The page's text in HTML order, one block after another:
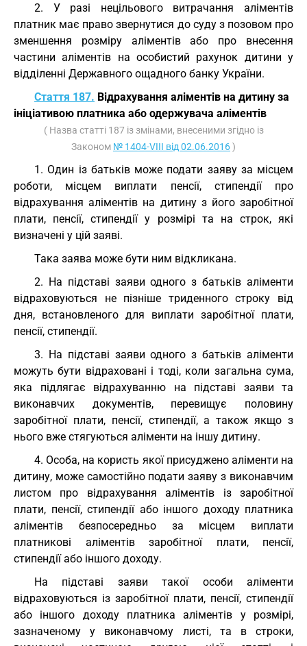
2. У разі нецільового витрачання аліментів
платник має право звернутися до суду з позовом про
зменшення розміру аліментів або про внесення
частини аліментів на особистий рахунок дитини у
відділенні Державного ощадного банку України.
Стаття 187. Відрахування аліментів на дитину за
ініціативою платника або одержувача аліментів
( Назва статті 187 із змінами, внесеними згідно із
Законом № 1404-VIII від 02.06.2016)
1. Один із батьків може подати заяву за місцем
роботи, місцем виплати пенсії, стипендії про
відрахування аліментів на дитину з його заробітної
плати, пенсії, стипендії у розмірі та на строк, які
визначені у цій заяві.
Така заява може бути ним відкликана.
2. На підставі заяви одного з батьків аліменти
відраховуються не пізніше триденного строку від
дня, встановленого для виплати заробітної плати,
пенсії, стипендії.
3. На підставі заяви одного з батьків аліменти
можуть бути відраховані і тоді, коли загальна сума,
яка підлягає відрахуванню на підставі заяви та
виконавчих документів, перевищує половину
заробітної плати, пенсії, стипендії, а також якщо з
нього вже стягуються аліменти на іншу дитину.
4. Особа, на користь якої присуджено аліменти на
дитину, може самостійно подати заяву з виконавчим
листом про відрахування аліментів із заробітної
плати, пенсії, стипендії або іншого доходу платника
аліментів безпосередньо за місцем виплати
платникові аліментів заробітної плати, пенсії,
стипендії або іншого доходу.
На підставі заяви такої особи аліменти
відраховуються із заробітної плати, пенсії, стипендії
або іншого доходу платника аліментів у розмірі,
зазначеному у виконавчому листі, та в строки,